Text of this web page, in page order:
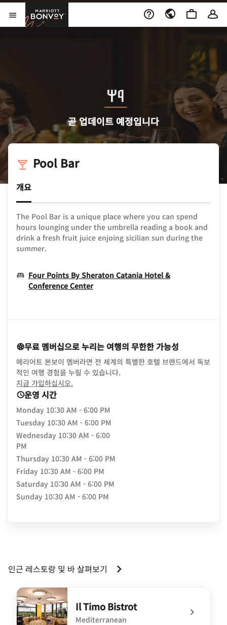
Skip to Content
메뉴 열기
Marriott Bonvoy
곧 업데이트 예정입니다
Pool Bar
개요
The Pool Bar is a unique place where you can spend
hours lounging under the umbrella reading a book and
drink a fresh fruit juice enjoing sicilian sun during the
summer.
Four Points By Sheraton Catania Hotel &
Conference CenterOpens In New Window
무료 멤버십으로 누리는 여행의 무한한 가능성
메리어트 본보이 멤버라면 전 세계의 특별한 호텔 브랜드에서 독보
적인 여행 경험을 누릴 수 있습니다.
지금 가입하십시오.
운영 시간
Monday 10:30 AM - 6:00 PM
Tuesday 10:30 AM - 6:00 PM
Wednesday 10:30 AM - 6:00
PM
Thursday 10:30 AM - 6:00 PM
Friday 10:30 AM - 6:00 PM
Saturday 10:30 AM - 6:00 PM
Sunday 10:30 AM - 6:00 PM
인근 레스토랑 및 바 살펴보기
Il Timo Bistrot
Mediterranean